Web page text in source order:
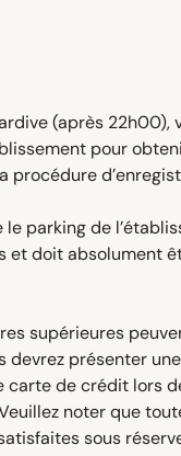
(après 22h00),
pour
procédure
le parking de
et doit absolument
supérieures
devrez présenter
carte de crédit lors
noter que
sous